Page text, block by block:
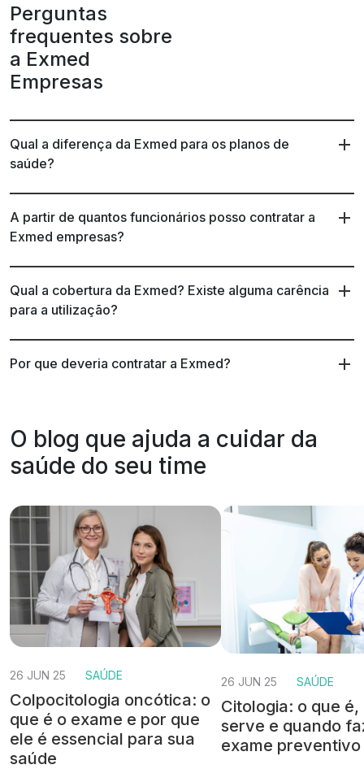
Perguntas
frequentes sobre
a Exmed
Empresas
Qual a diferença da Exmed para os planos de
saúde?
A partir de quantos funcionários posso contratar a
Exmed empresas?
Qual a cobertura da Exmed? Existe alguma carência
para a utilização?
Por que deveria contratar a Exmed?
O blog que ajuda a cuidar da
saúde do seu time
26 JUN 25 SAÚDE
Colpocitologia oncótica: o
que é o exame e por que
ele é essencial para sua
saúde
26 JUN 25 SAÚDE
Citologia: o que
serve e quando
exame preventivo